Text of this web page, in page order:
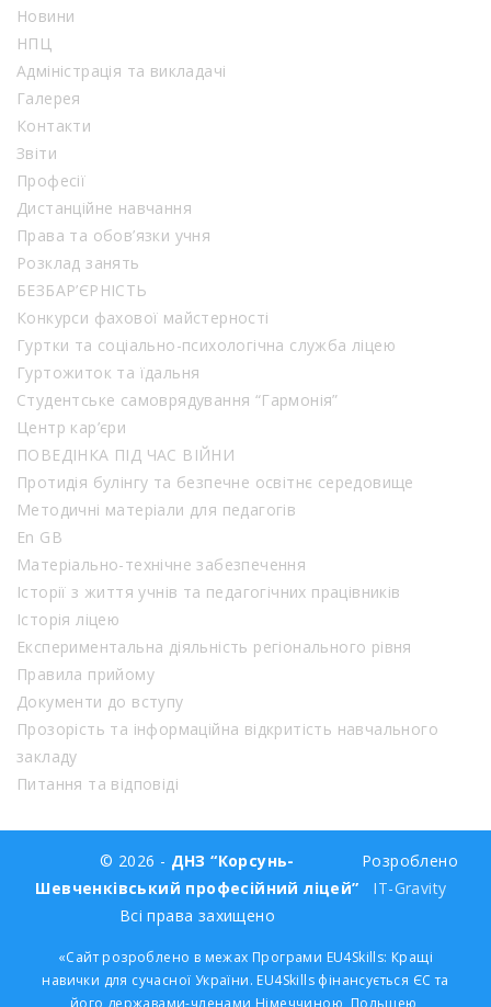
Новини
НПЦ
Адміністрація та викладачі
Галерея
Контакти
Звіти
Професії
Дистанційне навчання
Права та обов’язки учня
Розклад занять
БЕЗБАР’ЄРНІСТЬ
Конкурси фахової майстерності
Гуртки та соціально-психологічна служба ліцею
Гуртожиток та їдальня
Студентське самоврядування “Гармонія”
Центр кар’єри
ПОВЕДІНКА ПІД ЧАС ВІЙНИ
Протидія булінгу та безпечне освітнє середовище
Методичні матеріали для педагогів
En GB
Матеріально-технічне забезпечення
Історії з життя учнів та педагогічних працівників
Історія ліцею
Експериментальна діяльність регіонального рівня
Правила прийому
Документи до вступу
Прозорість та інформаційна відкритість навчального
закладу
Питання та відповіді
© 2026 - ДНЗ “Корсунь-
Шевченківський професійний ліцей”
Всі права захищено
Розроблено
IT-Gravity
«Сайт розроблено в межах Програми EU4Skills: Кращі
навички для сучасної України. EU4Skills фінансується ЄС та
його державами-членами Німеччиною, Польщею,